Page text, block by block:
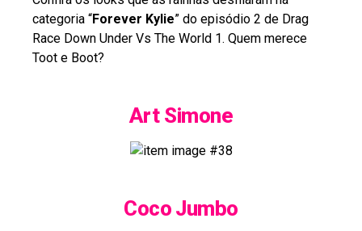
categoria “Forever Kylie” do episódio 2 de Drag
Race Down Under Vs The World 1. Quem merece
Toot e Boot?
Art Simone
Coco Jumbo